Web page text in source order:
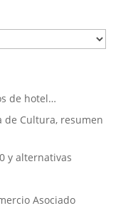
de hotel…
de Cultura, resumen
y alternativas
Asociado